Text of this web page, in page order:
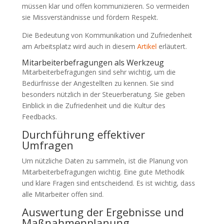
müssen klar und offen kommunizieren. So vermeiden
sie Missverständnisse und fördern Respekt.
Die Bedeutung von Kommunikation und Zufriedenheit
am Arbeitsplatz wird auch in diesem Artikel erläutert.
Mitarbeiterbefragungen als Werkzeug
Mitarbeiterbefragungen sind sehr wichtig, um die
Bedürfnisse der Angestellten zu kennen. Sie sind
besonders nützlich in der Steuerberatung. Sie geben
Einblick in die Zufriedenheit und die Kultur des
Feedbacks.
Durchführung effektiver
Umfragen
Um nützliche Daten zu sammeln, ist die Planung von
Mitarbeiterbefragungen wichtig. Eine gute Methodik
und klare Fragen sind entscheidend. Es ist wichtig, dass
alle Mitarbeiter offen sind.
Auswertung der Ergebnisse und